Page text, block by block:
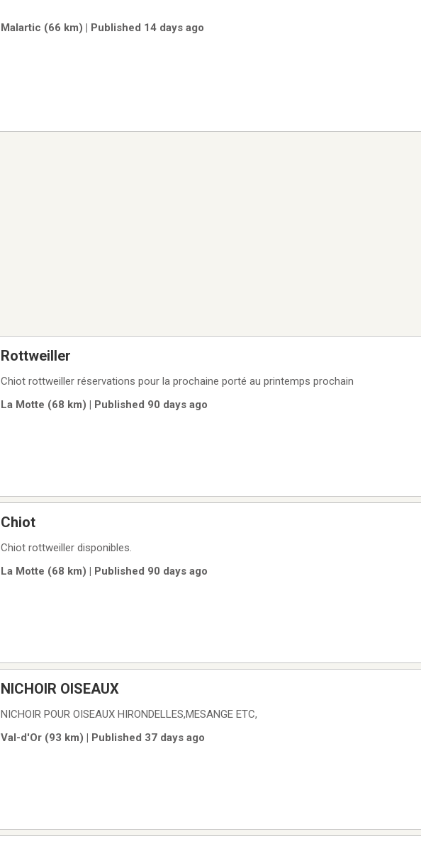
Malartic (66 km) | Published 14 days ago
Rottweiller
Chiot rottweiller réservations pour la prochaine porté au printemps prochain
La Motte (68 km) | Published 90 days ago
Chiot
Chiot rottweiller disponibles.
La Motte (68 km) | Published 90 days ago
NICHOIR OISEAUX
NICHOIR POUR OISEAUX HIRONDELLES,MESANGE ETC,
Val-d'Or (93 km) | Published 37 days ago